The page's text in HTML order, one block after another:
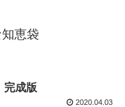
恵袋
完成版
2020.04.03